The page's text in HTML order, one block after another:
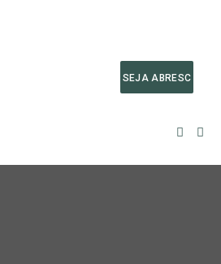
SEJA ABRESC